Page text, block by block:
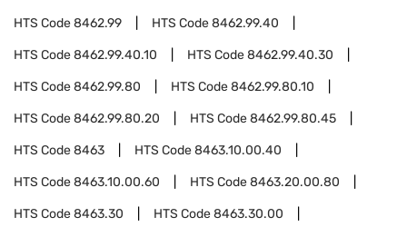
HTS Code8462.99 HTS Code8462.99.40
HTS Code8462.99.40.10 HTS Code8462.99.40.30
HTS Code8462.99.80 HTS Code8462.99.80.10
HTS Code8462.99.80.20 HTS Code8462.99.80.45
HTS Code8463 HTS Code8463.10.00.40
HTS Code8463.10.00.60 HTS Code8463.20.00.80
HTS Code8463.30 HTS Code8463.30.00